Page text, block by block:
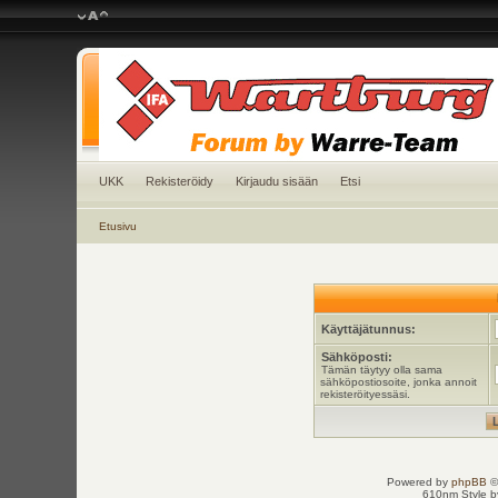
UKK Rekisteröidy Kirjaudu sisään Etsi
Etusivu
Käyttäjätunnus:
Sähköposti:
Tämän täytyy olla sama
sähköpostiosoite, jonka annoit
rekisteröityessäsi.
Powered by phpBB
610nm Style